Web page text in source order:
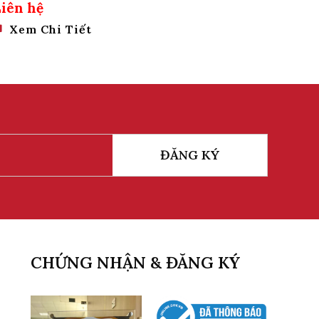
Cao Cấp!
hệ
Xem Chi Tiết
ĐĂNG KÝ
CHỨNG NHẬN & ĐĂNG KÝ